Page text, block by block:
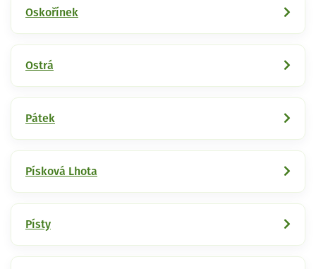
Oskořínek
Ostrá
Pátek
Písková Lhota
Písty